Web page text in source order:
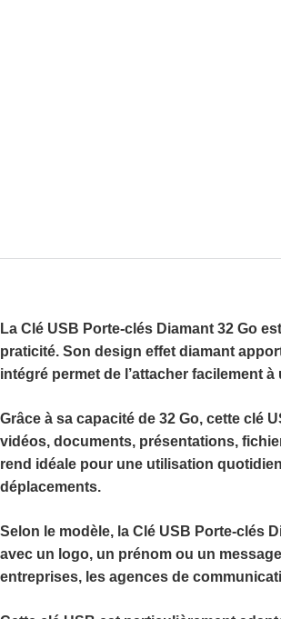
La Clé USB Porte-clés Diamant 32 Go
praticité. Son design effet diamant
intégré permet de l’attacher facilement
Grâce à sa capacité de 32 Go, cette clé
vidéos, documents, présentations,
rend idéale pour une utilisation
déplacements.
Selon le modèle, la Clé USB Porte-clés
avec un logo, un prénom ou un
entreprises, les agences de